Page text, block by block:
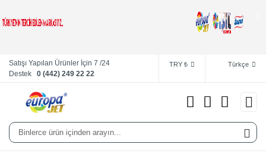
Satışı Yapılan Ürünler İçin 7 /24
Destek 0 (442) 249 22 22
Sipariş TakibiTRY ₺ Türkçe